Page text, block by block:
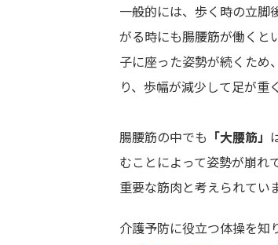
一般的には、歩く時の立脚
がる時にも腸腰筋が働くと
子に座った姿勢が続くため
り、歩幅が減少して足が重
腸腰筋の中でも 「大腰筋」
むことによって姿勢が崩れ
重要な筋肉と考えられてい
介護予防に役立つ体操を知